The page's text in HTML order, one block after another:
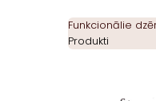
Funkcionālie
Produkti